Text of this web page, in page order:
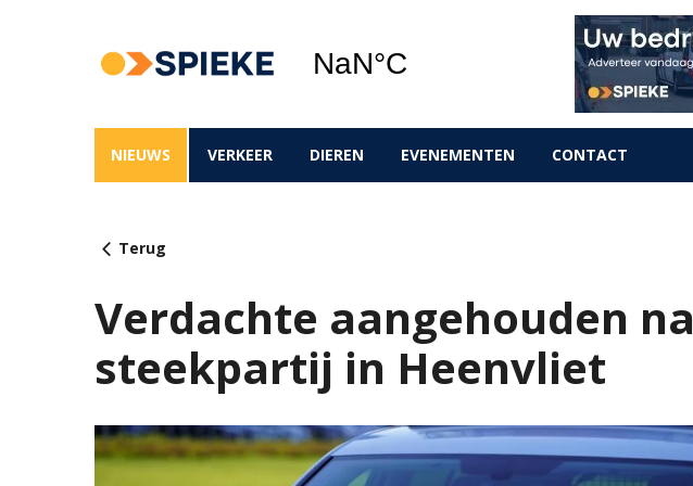
NIEUWS VERKEER DIEREN EVENEMENTEN CONTACT
Terug
Verdachte aangehouden na
steekpartij in Heenvliet